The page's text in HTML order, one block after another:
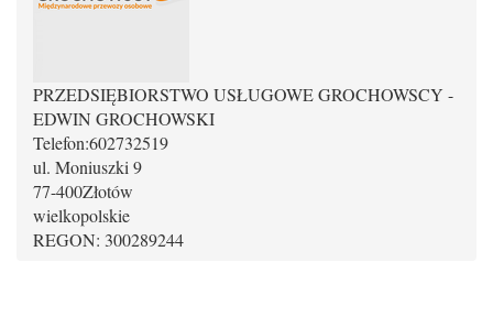
PRZEDSIĘBIORSTWO USŁUGOWE GROCHOWSCY -
EDWIN GROCHOWSKI
Telefon:602732519
ul. Moniuszki 9
77-400Złotów
wielkopolskie
REGON: 300289244